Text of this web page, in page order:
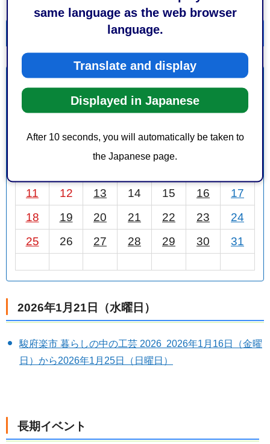
same language as the web browser
language.
Translate and display
Displayed in Japanese
After 10 seconds, you will automatically be taken to
the Japanese page.
前月 2026年1月 次月
11
12 13 14 15 16
17
18
19 20 21 22 23
24
25
26 27 28 29 30 31
2026年1月21日（水曜日）
駿府楽市 暮らしの中の工芸 2026 2026年1月16日（金曜
日）から2026年1月25日（日曜日）
長期イベント